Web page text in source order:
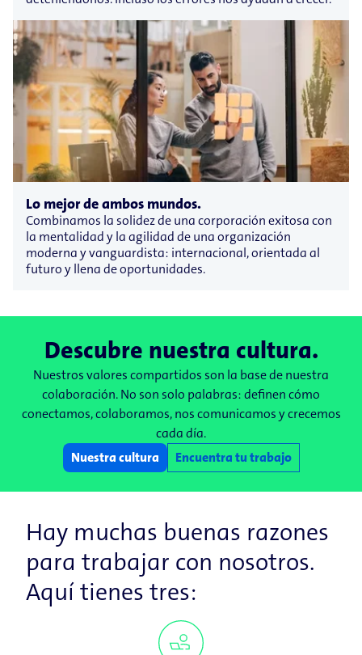
Lo mejor de ambos mundos.
Combinamos la solidez de una corporación exitosa con
la mentalidad y la agilidad de una organización
moderna y vanguardista: internacional, orientada al
futuro y llena de oportunidades.
Descubre nuestra cultura.
Nuestros valores compartidos son la base de nuestra
colaboración. No son solo palabras: definen cómo
conectamos, colaboramos, nos comunicamos y crecemos
cada día.
Nuestra cultura
Encuentra tu trabajo
Hay muchas buenas razones
para trabajar con nosotros.
Aquí tienes tres: